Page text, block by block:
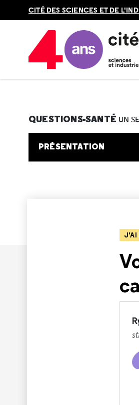
en
CITÉ DES SCIENCES ET DE
Accueil Au programme
Vous venez d’être équipé
QUESTIONS-SANTÉ UN
PRÉSENTATION
J'AI